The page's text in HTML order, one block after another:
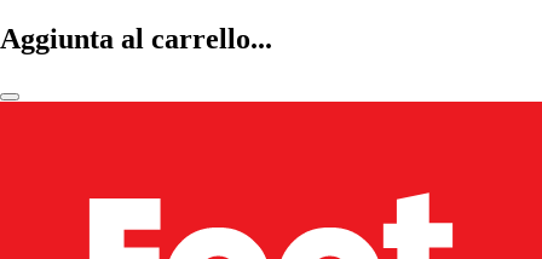
Aggiunta al carrello...